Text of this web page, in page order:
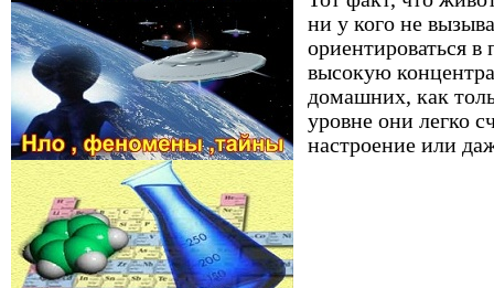
ни у кого не
ориентироваться
высокую
домашних, как
уровне они легко
настроение или